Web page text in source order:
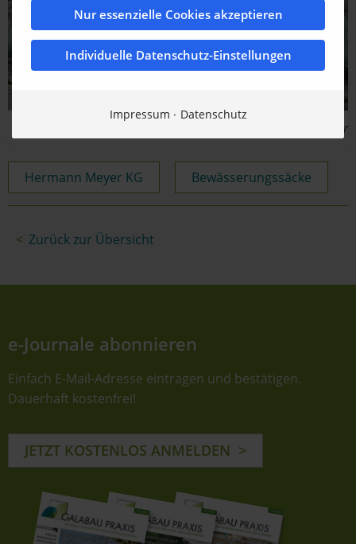
Bildquelle: Hermann Meyer
Hermann Meyer KG Bewässerungssäcke
Zurück zur Übersicht
e-Journale abonnieren
Einfach E-Mail-Adresse eintragen und bestätigen.
Dauerhaft kostenfrei!
JETZT KOSTENLOS ANMELDEN
Nur essenzielle Cookies akzeptieren
Individuelle Datenschutz-Einstellungen
Impressum Datenschutz